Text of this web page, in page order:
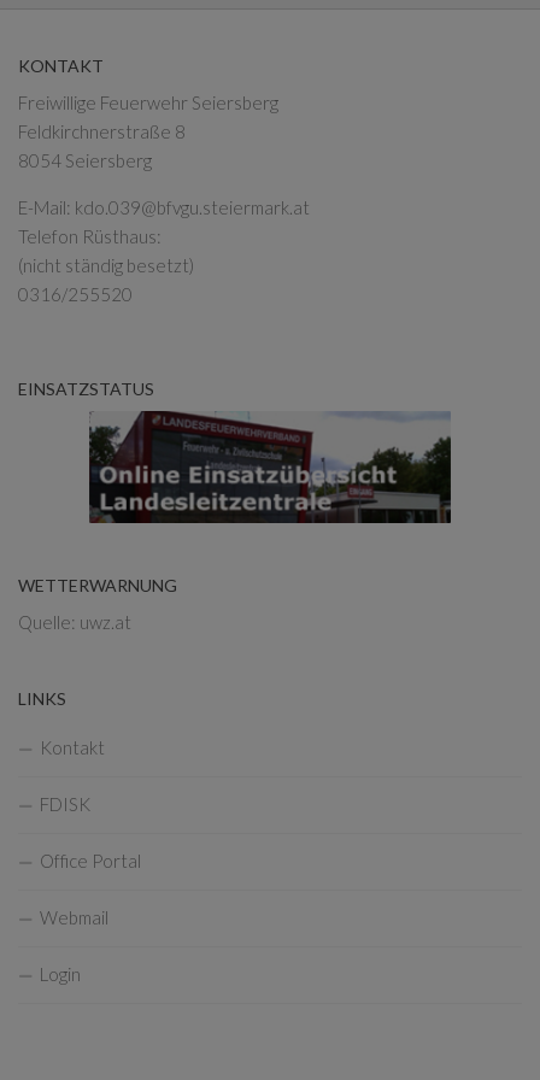
KONTAKT
Freiwillige Feuerwehr Seiersberg
Feldkirchnerstraße 8
8054 Seiersberg
E-Mail: kdo.039@bfvgu.steiermark.at
Telefon Rüsthaus:
(nicht ständig besetzt)
0316/255520
EINSATZSTATUS
WETTERWARNUNG
Quelle: uwz.at
LINKS
Kontakt
FDISK
Office Portal
Webmail
Login